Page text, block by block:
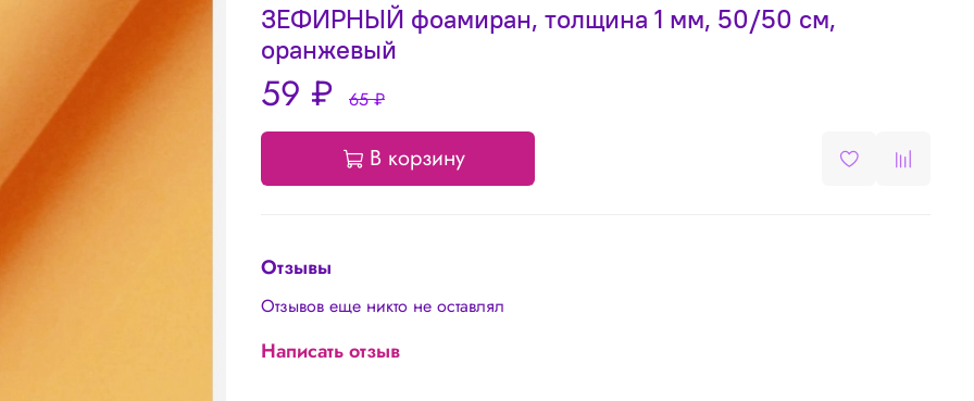
ЗЕФИРНЫЙ фоамиран, толщина 1 мм, 50/50 см,
оранжевый
59 ₽ 65 ₽
В корзину
Отзывы
Отзывов еще никто не оставлял
Написать отзыв